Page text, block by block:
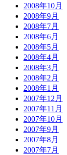
2008年10月
2008年9月
2008年7月
2008年6月
2008年5月
2008年4月
2008年3月
2008年2月
2008年1月
2007年12月
2007年11月
2007年10月
2007年9月
2007年8月
2007年7月